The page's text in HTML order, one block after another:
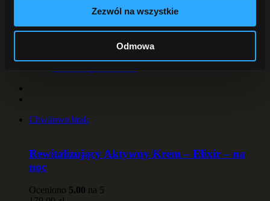
Zezwól na wszystkie
Odmowa
Pokaż25 produktów
25 produktów
Chwilowo brak
Rewitalizujący Aktywny Krem – Elixir – na
noc
Oceniono 5.00 na 5